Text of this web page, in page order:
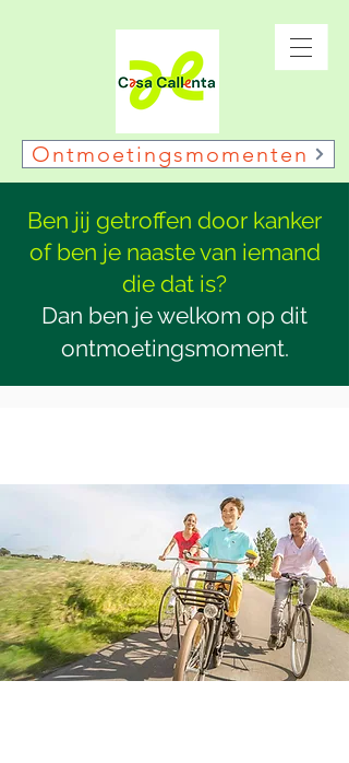
Ontmoetingsmomenten
Ben jij getroffen door kanker
of ben je naaste van iemand
die dat is?
Dan ben je welkom op dit
ontmoetingsmoment.